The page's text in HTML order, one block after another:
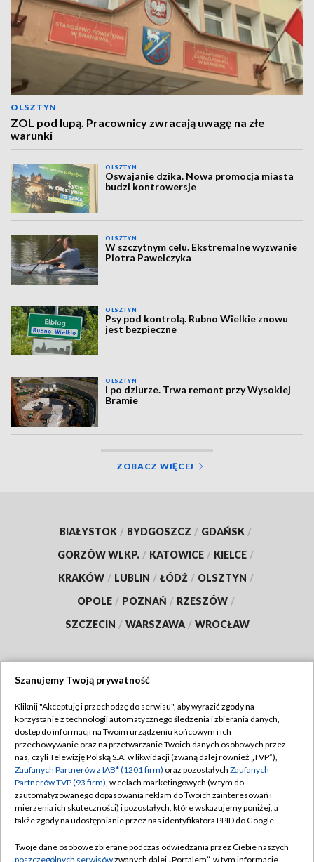
OLSZTYN
ZOL pod lupą. Pracownicy zwracają uwagę na złe
warunki
OLSZTYN
Oswajanie dzika. Nowa promocja miasta
budzi kontrowersje
OLSZTYN
W szczytnym celu. Ekstremalne wyzwanie
Piotra Pawelczyka
OLSZTYN
Psy pod kontrolą. Rubno Wielkie znowu
jest bezpieczne
OLSZTYN
I po dziurze. Trwa remont przy Wysokiej
Bramie
ZOBACZ WIĘCEJ
BIAŁYSTOK / BYDGOSZCZ / GDAŃSK /
GORZÓW WLKP. / KATOWICE / KIELCE /
KRAKÓW / LUBLIN / ŁÓDŹ / OLSZTYN /
OPOLE / POZNAŃ / RZESZÓW /
SZCZECIN / WARSZAWA / WROCŁAW
TVP
Abonament TVP
Emisja w TVP
Centrum informacji TVP
Naziemna Telewizja Cyfrowa
Rada Programowa
Regulamin TVP
Polityka prywatności
Moje zgody
Pomoc
Szanujemy Twoją prywatność
Kliknij "Akceptuję i przechodzę do serwisu", aby wyrazić zgody na
korzystanie z technologii automatycznego śledzenia i zbierania danych,
dostęp do informacji na Twoim urządzeniu końcowym i ich
przechowywanie oraz na przetwarzanie Twoich danych osobowych przez
nas, czyli Telewizję Polską S.A. w likwidacji (zwaną dalej również „TVP”),
Zaufanych Partnerów z IAB* (1201 firm) oraz pozostałych Zaufanych
Partnerów TVP (93 firm), w celach marketingowych (w tym do
zautomatyzowanego dopasowania reklam do Twoich zainteresowań i
mierzenia ich skuteczności) i pozostałych, które wskazujemy poniżej, a
także zgody na udostępnianie przez nas identyfikatora PPID do Google.
Twoje dane osobowe zbierane podczas odwiedzania przez Ciebie naszych
poszczególnych serwisówzwanych dalej „Portalem”, w tym informacje